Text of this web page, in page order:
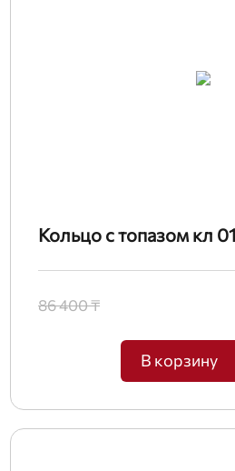
Кольцо с топазом кл
86 400 ₸
В корзину